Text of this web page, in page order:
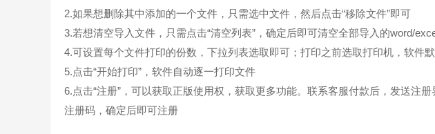
2.如果想删除其中添加的一个文件，只需选中文件，然后点击“移除文件”即可
3.若想清空导入文件，只需点击“清空列表”，确定后即可清空全部导入的word/
4.可设置每个文件打印的份数，下拉列表选取即可；打印之前选取打印机，软件
5.点击“开始打印”，软件自动逐一打印文件
6.点击“注册”，可以获取正版使用权，获取更多功能。联系客服付款后，发送注
注册码，确定后即可注册